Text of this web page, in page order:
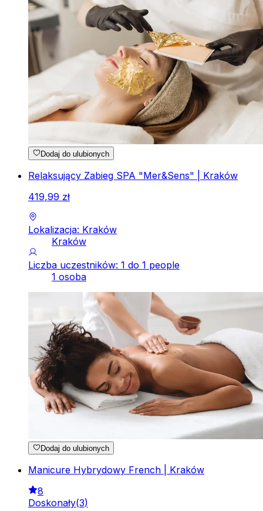
Dodaj do ulubionych
Relaksujący Zabieg SPA "Mer&Sens" | Kraków
419,99 zł
Lokalizacja: Kraków
Kraków
Liczba uczestników: 1 do 1 people
1 osoba
Dodaj do ulubionych
Manicure Hybrydowy French | Kraków
8
Doskonały(3)